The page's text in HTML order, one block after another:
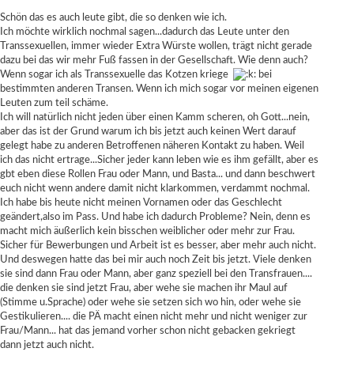
Schön das es auch leute gibt, die so denken wie ich.
Ich möchte wirklich nochmal sagen...dadurch das Leute unter den
Transsexuellen, immer wieder Extra Würste wollen, trägt nicht gerade
dazu bei das wir mehr Fuß fassen in der Gesellschaft. Wie denn auch?
Wenn sogar ich als Transsexuelle das Kotzen kriege
bei
bestimmten anderen Transen. Wenn ich mich sogar vor meinen eigenen
Leuten zum teil schäme.
Ich will natürlich nicht jeden über einen Kamm scheren, oh Gott...nein,
aber das ist der Grund warum ich bis jetzt auch keinen Wert darauf
gelegt habe zu anderen Betroffenen näheren Kontakt zu haben. Weil
ich das nicht ertrage...Sicher jeder kann leben wie es ihm gefällt, aber es
gbt eben diese Rollen Frau oder Mann, und Basta... und dann beschwert
euch nicht wenn andere damit nicht klarkommen, verdammt nochmal.
Ich habe bis heute nicht meinen Vornamen oder das Geschlecht
geändert,also im Pass. Und habe ich dadurch Probleme? Nein, denn es
macht mich äußerlich kein bisschen weiblicher oder mehr zur Frau.
Sicher für Bewerbungen und Arbeit ist es besser, aber mehr auch nicht.
Und deswegen hatte das bei mir auch noch Zeit bis jetzt. Viele denken
sie sind dann Frau oder Mann, aber ganz speziell bei den Transfrauen....
die denken sie sind jetzt Frau, aber wehe sie machen ihr Maul auf
(Stimme u.Sprache) oder wehe sie setzen sich wo hin, oder wehe sie
Gestikulieren.... die PÄ macht einen nicht mehr und nicht weniger zur
Frau/Mann... hat das jemand vorher schon nicht gebacken gekriegt
dann jetzt auch nicht.